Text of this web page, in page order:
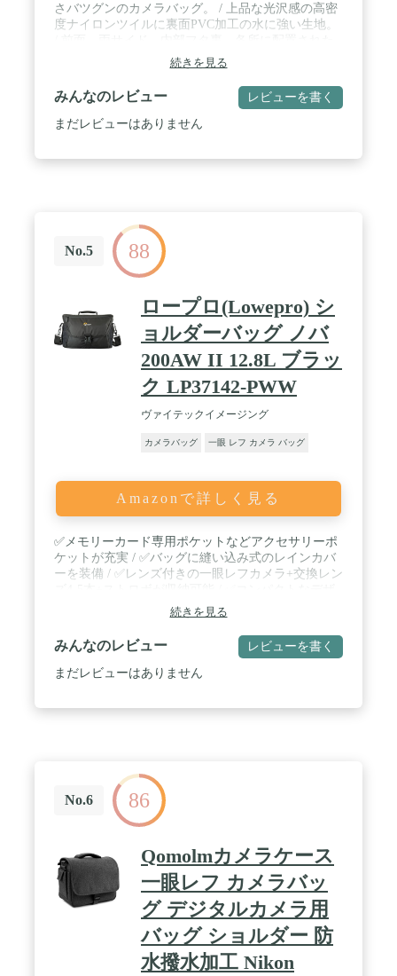
さバツグンのカメラバッグ。 / 上品な光沢感の高密
度ナイロンツイルに裏面PVC加工の水に強い生地。
多彩なポケット。 / 天面に位置調整が可能な三脚固
定ベルトを装備。 / 外寸法/重量 :
W360×H270×D220mm/1,180g / カメラ収納部内寸法 :
W340×H245×D150mm / PC収納部参考収容寸法 :
W325×H230×D15mm(13インチクラス) / 大口径標準
続きを見る
みんなのレビュー レビューを書く
まだレビューはありません
No.5 88
ロープロ(Lowepro) シ
ョルダーバッグ ノバ
200AW II 12.8L ブラッ
ク LP37142-PWW
ヴァイテックイメージング
カメラバッグ 一眼 レフ カメラ バッグ
Amazonで詳しく見る
✅メモリーカード専用ポケットなどアクセサリーポ
ケットが充実 / ✅バッグに縫い込み式のレインカバ
ーを装備 / ✅レンズ付きの一眼レフカメラ+交換レン
インに撮影機材を安全に軽快に運ぶための機能が充
実 / 【仕様】外寸:高さ24.5cm 幅39cm 奥行26cm 内
寸:高さ20cm 幅34.5cm 奥行18.5cm 重量:1.22kg 撥水
素材
続きを見る
みんなのレビュー レビューを書く
まだレビューはありません
No.6 86
Qomolmカメラケース
一眼レフ カメラバッ
グ デジタルカメラ用
バッグ ショルダー 防
水撥水加工 Nikon